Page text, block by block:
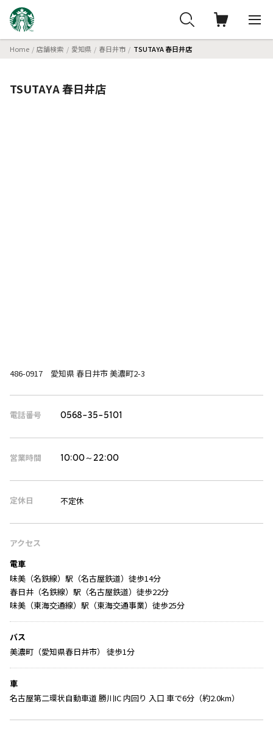
Home 店舗検索 愛知県 春日井市 TSUTAYA 春日井店
TSUTAYA 春日井店
486-0917 愛知県 春日井市 美濃町2-3
電話番号 0568-35-5101
営業時間 10:00～22:00
定休日 不定休
アクセス
電車
味美（名鉄線）駅（名古屋鉄道）徒歩14分
春日井（名鉄線）駅（名古屋鉄道）徒歩22分
味美（東海交通線）駅（東海交通事業）徒歩25分
バス
美濃町（愛知県春日井市） 徒歩1分
車
名古屋第二環状自動車道 勝川IC 内回り 入口 車で6分（約2.0km）